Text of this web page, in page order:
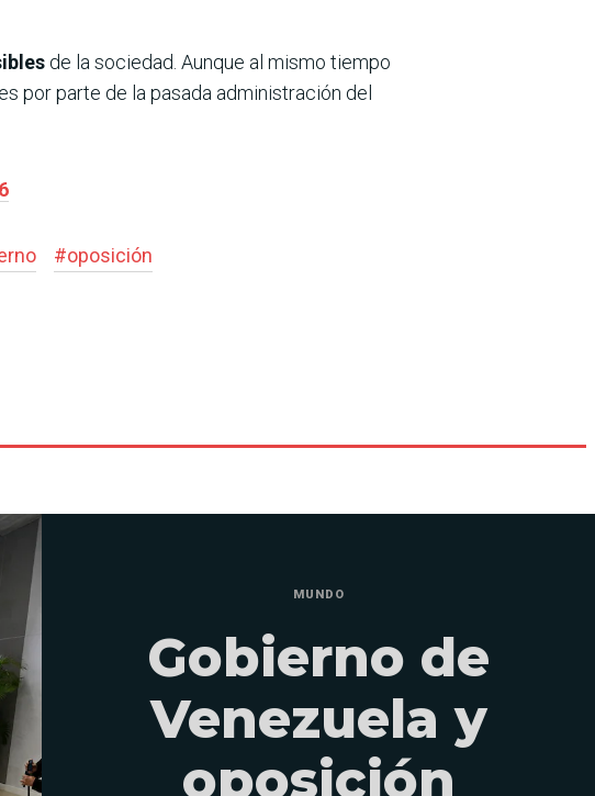
de la sociedad. Aunque al mismo tiempo
por parte de la pasada administración del
#oposición
MUNDO
Gobierno de
Venezuela y
oposición